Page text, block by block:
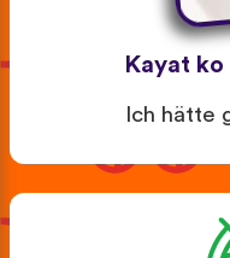
Kayat
Ich hätte